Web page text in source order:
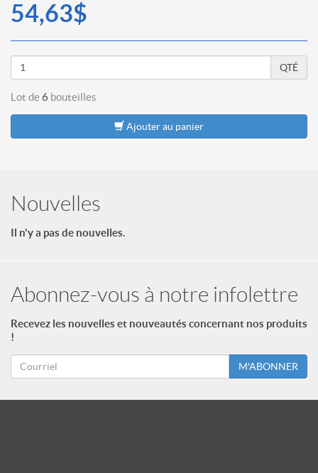
54,63$
QTÉ
Lot de 6 bouteilles
Ajouter au panier
Nouvelles
Il n'y a pas de nouvelles.
Abonnez-vous à notre infolettre
Recevez les nouvelles et nouveautés concernant nos produits
!
M'ABONNER